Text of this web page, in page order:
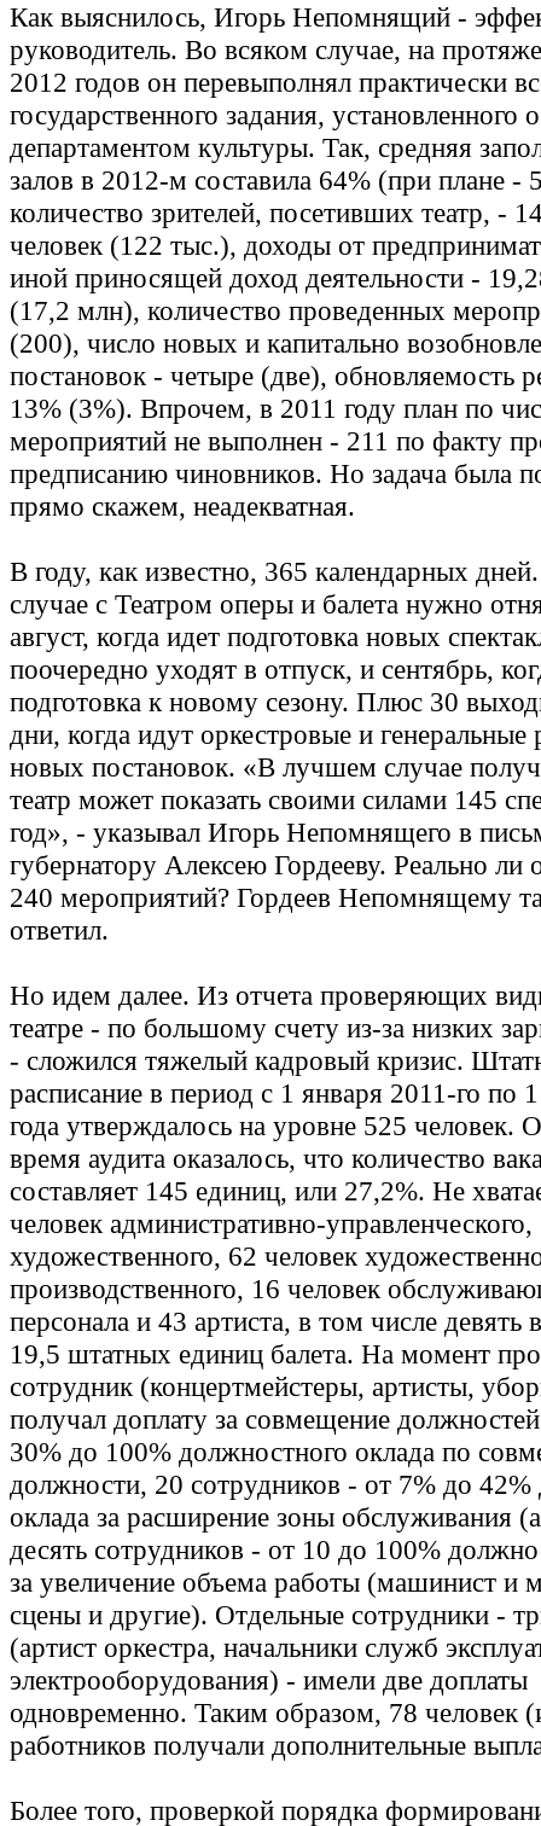
Как выяснилось, Игорь Непомнящий -
руководитель. Во всяком случае, на
2012 годов он перевыполнял практически
государственного задания, установленного
департаментом культуры. Так, средняя
залов в 2012-м составила 64% (при плане -
количество зрителей, посетивших театр, -
человек (122 тыс.), доходы от
иной приносящей доход деятельности -
(17,2 млн), количество проведенных
(200), число новых и капитально
постановок - четыре (две), обновляемость
13% (3%). Впрочем, в 2011 году план по
мероприятий не выполнен - 211 по факту
предписанию чиновников. Но задача была
прямо скажем, неадекватная.
В году, как известно, 365 календарных
случае с Театром оперы и балета нужно
август, когда идет подготовка новых
поочередно уходят в отпуск, и сентябрь,
подготовка к новому сезону. Плюс 30
дни, когда идут оркестровые и генеральные
новых постановок. «В лучшем случае
театр может показать своими силами 145
год», - указывал Игорь Непомнящего в
губернатору Алексею Гордееву. Реально ли
240 мероприятий? Гордеев Непомнящему
ответил.
Но идем далее. Из отчета проверяющих
театре - по большому счету из-за низких
- сложился тяжелый кадровый кризис.
расписание в период с 1 января 2011-го по
года утверждалось на уровне 525 человек.
время аудита оказалось, что количество
составляет 145 единиц, или 27,2%. Не
человек административно-
художественного, 62 человек
производственного, 16 человек
персонала и 43 артиста, в том числе девять
19,5 штатных единиц балета. На момент
сотрудник (концертмейстеры, артисты,
получал доплату за совмещение
30% до 100% должностного оклада по
должности, 20 сотрудников - от 7% до 42%
оклада за расширение зоны обслуживания
десять сотрудников - от 10 до 100%
за увеличение объема работы (машинист и
сцены и другие). Отдельные сотрудники -
(артист оркестра, начальники служб
электрооборудования) - имели две доплаты
одновременно. Таким образом, 78 человек
работников получали дополнительные
Более того, проверкой порядка